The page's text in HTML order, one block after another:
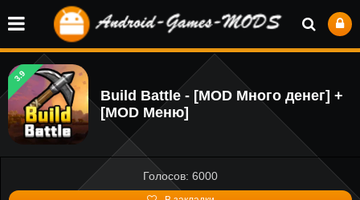
3.9
Build Battle - [MOD Много денег] +
[MOD Меню]
Голосов: 6000